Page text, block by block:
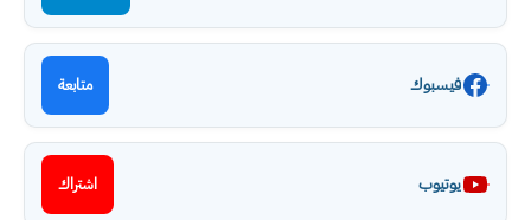
فيسبوك متابعة
يوتيوب اشتراك